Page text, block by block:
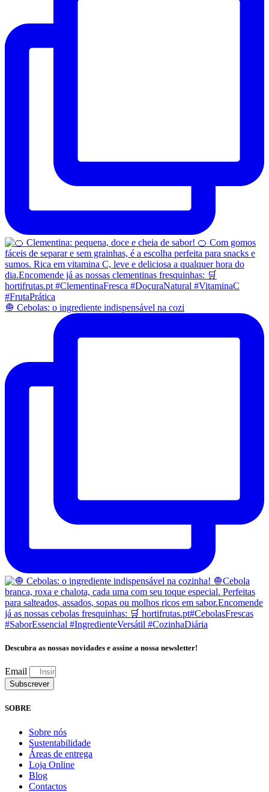
🧅 Cebolas: o ingrediente indispensável na cozi
Descubra as nossas novidades e assine a nossa newsletter!
Email
Subscrever
SOBRE
Sobre nós
Sustentabilidade
Áreas de entrega
Loja Online
Blog
Contactos